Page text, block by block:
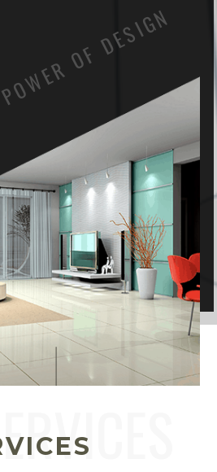
OF DESIGN